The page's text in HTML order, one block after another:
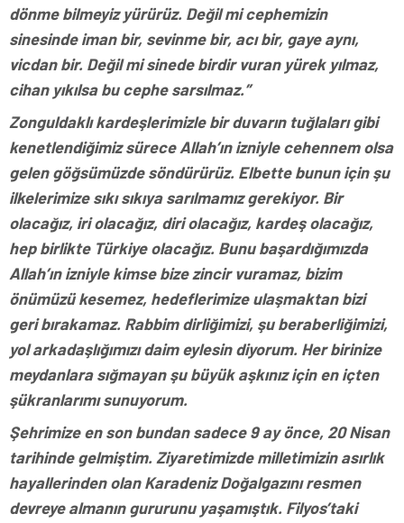
dönme bilmeyiz yürürüz. Değil mi cephemizin
sinesinde iman bir, sevinme bir, acı bir, gaye aynı,
vicdan bir. Değil mi sinede birdir vuran yürek yılmaz,
cihan yıkılsa bu cephe sarsılmaz.”
Zonguldaklı kardeşlerimizle bir duvarın tuğlaları gibi
kenetlendiğimiz sürece Allah’ın izniyle cehennem olsa
gelen göğsümüzde söndürürüz. Elbette bunun için şu
ilkelerimize sıkı sıkıya sarılmamız gerekiyor. Bir
olacağız, iri olacağız, diri olacağız, kardeş olacağız,
hep birlikte Türkiye olacağız. Bunu başardığımızda
Allah’ın izniyle kimse bize zincir vuramaz, bizim
önümüzü kesemez, hedeflerimize ulaşmaktan bizi
geri bırakamaz. Rabbim dirliğimizi, şu beraberliğimizi,
yol arkadaşlığımızı daim eylesin diyorum. Her birinize
meydanlara sığmayan şu büyük aşkınız için en içten
şükranlarımı sunuyorum.
Şehrimize en son bundan sadece 9 ay önce, 20 Nisan
tarihinde gelmiştim. Ziyaretimizde milletimizin asırlık
hayallerinden olan Karadeniz Doğalgazını resmen
devreye almanın gururunu yaşamıştık. Filyos’taki